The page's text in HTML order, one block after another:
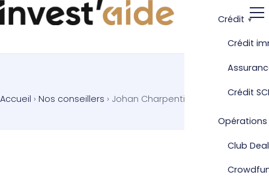
Crédit
Crédit
Crédit
Club Deal
Accueil › Nos conseillers › Johan Charpentier